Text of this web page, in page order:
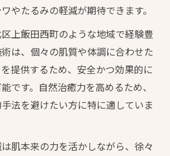
やたるみの軽減が期待できます。
上飯田西町のような地域で経験豊
は、個々の肌質や体調に合わせた
提供するため、安全かつ効果的に
です。自然治癒力を高めるため、
法を避けたい方に特に適していま
肌本来の力を活かしながら、徐々